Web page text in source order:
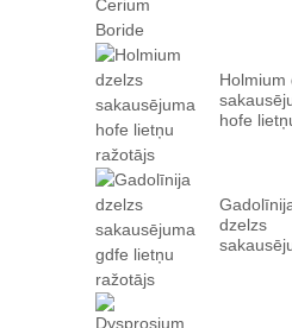
Holmium
hofe
dzelzs